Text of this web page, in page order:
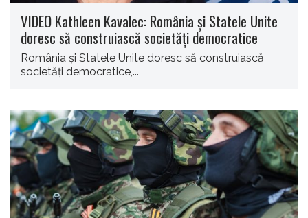
VIDEO Kathleen Kavalec: România și Statele Unite
doresc să construiască societăți democratice
România şi Statele Unite doresc să construiască
societăţi democratice,...